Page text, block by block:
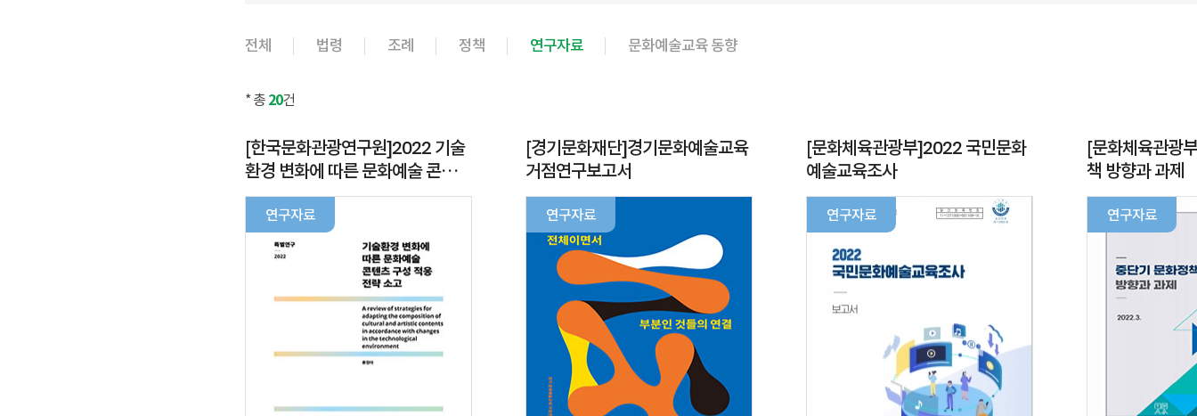
전체 법령 조례 정책 연구자료 문화예술교육 동향
* 총 20건
[한국문화관광연구원]2022 기술
환경 변화에 따른 문화예술 콘텐츠
구성 적응 전략 소고
연구자료
[경기문화재단]경기문화예술교육
거점연구보고서
연구자료
[문화체육관광부]2022 국민문화
예술교육조사
연구자료
[문화체육관광
책 방향과 과제
연구자료